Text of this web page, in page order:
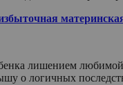
лишением
о логичных